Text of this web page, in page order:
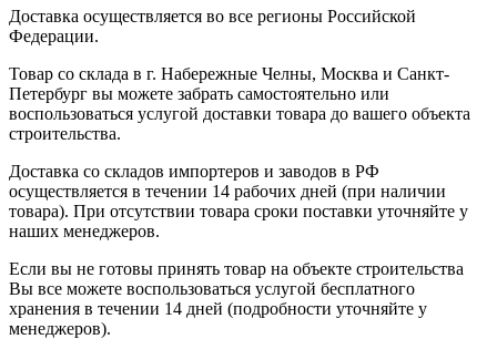
Доставка осуществляется во все регионы Российской
Федерации.
Товар со склада в г. Набережные Челны, Москва и Санкт-
Петербург вы можете забрать самостоятельно или
воспользоваться услугой доставки товара до вашего объекта
строительства.
Доставка со складов импортеров и заводов в РФ
осуществляется в течении 14 рабочих дней (при наличии
товара). При отсутствии товара сроки поставки уточняйте у
наших менеджеров.
Если вы не готовы принять товар на объекте строительства
Вы все можете воспользоваться услугой бесплатного
хранения в течении 14 дней (подробности уточняйте у
менеджеров).